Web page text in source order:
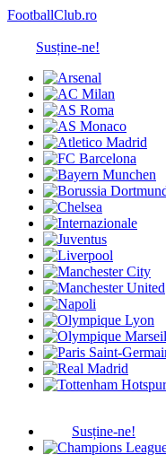
FootballClub.ro
Susține-ne!
Susține-ne!